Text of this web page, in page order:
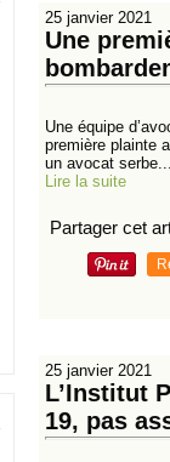
25 janvier 2021
Une
Une équipe
première plainte
un avocat
Lire la suite
Partager cet
25 janvier 2021
L’Institut
19, pas